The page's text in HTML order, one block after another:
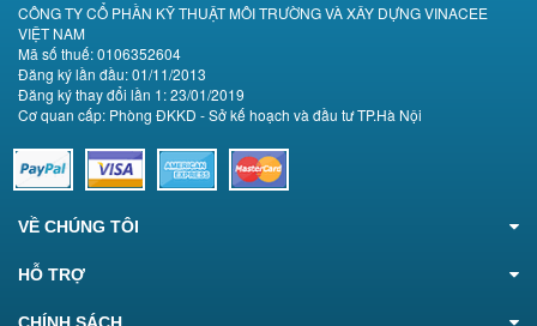
CÔNG TY CỔ PHẦN KỸ THUẬT MÔI TRƯỜNG VÀ XÂY DỰNG VINACEE
VIỆT NAM
Mã số thuế: 0106352604
Đăng ký lần đầu: 01/11/2013
Đăng ký thay đổi lần 1: 23/01/2019
Cơ quan cấp: Phòng ĐKKD - Sở kế hoạch và đầu tư TP.Hà Nội
VỀ CHÚNG TÔI
HỖ TRỢ